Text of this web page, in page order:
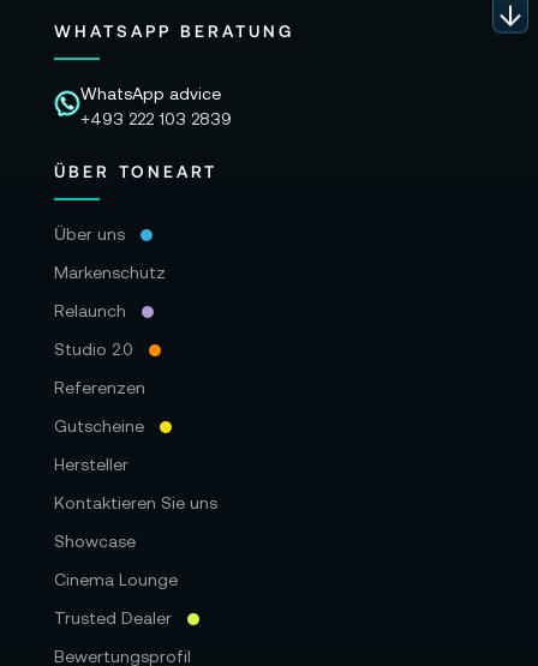
WHATSAPP BERATUNG
WhatsApp advice
+493 222 103 2839
ÜBER TONEART
Über uns
Markenschutz
Relaunch
Studio 2.0
Referenzen
Gutscheine
Hersteller
Kontaktieren Sie uns
Showcase
Cinema Lounge
Trusted Dealer
Bewertungsprofil